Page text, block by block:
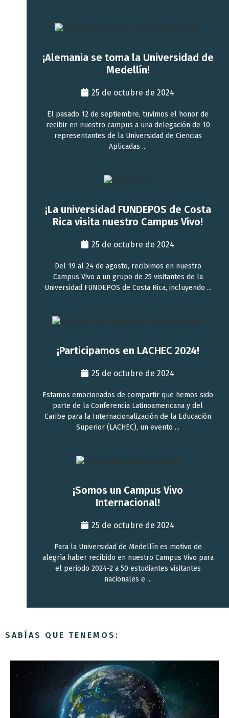
¡Alemania se toma la Universidad de
Medellín!
25 de octubre de 2024
El pasado 12 de septiembre, tuvimos el honor de
recibir en nuestro campus a una delegación de 10
representantes de la Universidad de Ciencias
Aplicadas ...
¡La universidad FUNDEPOS de Costa
Rica visita nuestro Campus Vivo!
25 de octubre de 2024
Del 19 al 24 de agosto, recibimos en nuestro
Campus Vivo a un grupo de 25 visitantes de la
Universidad FUNDEPOS de Costa Rica, incluyendo ...
¡Participamos en LACHEC 2024!
25 de octubre de 2024
Estamos emocionados de compartir que hemos sido
parte de la Conferencia Latinoamericana y del
Caribe para la Internacionalización de la Educación
Superior (LACHEC), un evento ...
¡Somos un Campus Vivo
Internacional!
25 de octubre de 2024
Para la Universidad de Medellín es motivo de
alegría haber recibido en nuestro Campus Vivo para
el periodo 2024-2 a 50 estudiantes visitantes
nacionales e ...
SABÍAS QUE TENEMOS: